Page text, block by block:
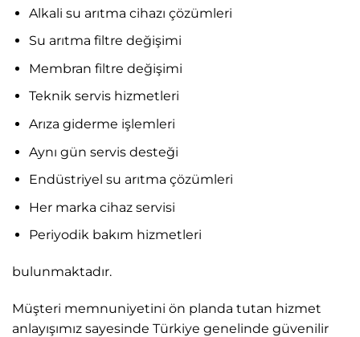
Alkali su arıtma cihazı çözümleri
Su arıtma filtre değişimi
Membran filtre değişimi
Teknik servis hizmetleri
Arıza giderme işlemleri
Aynı gün servis desteği
Endüstriyel su arıtma çözümleri
Her marka cihaz servisi
Periyodik bakım hizmetleri
bulunmaktadır.
Müşteri memnuniyetini ön planda tutan hizmet
anlayışımız sayesinde Türkiye genelinde güvenilir